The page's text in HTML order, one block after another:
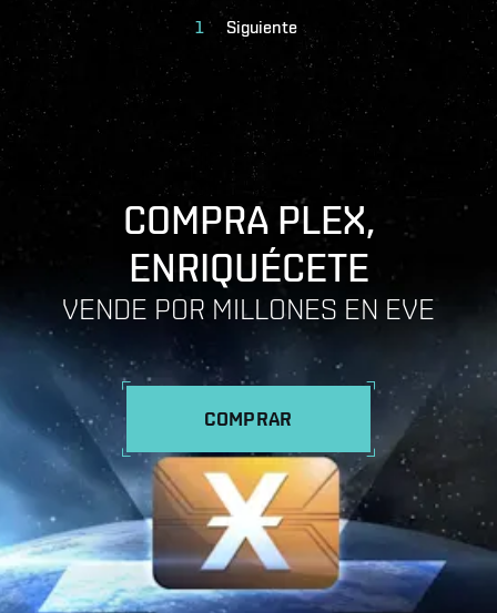
1 Siguiente
COMPRA PLEX,
ENRIQUÉCETE
VENDE POR MILLONES EN EVE
COMPRAR